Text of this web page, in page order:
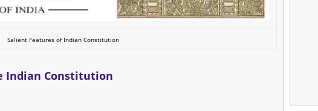
Salient Features of Indian Constitution
Indian Constitution